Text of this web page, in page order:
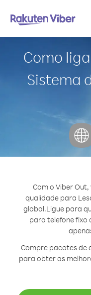
Como
Sistema
Com o Viber
qualidade para
global.Ligue para
para telefone fixo
Compre pacotes de
para obter as